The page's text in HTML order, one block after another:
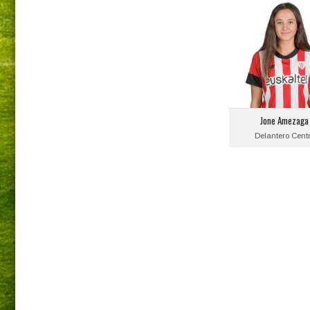
Jone Amezaga
Delantero
Jone Amezaga
Posición:
Delantero
Fecha de
2005-01-02
Athletic de